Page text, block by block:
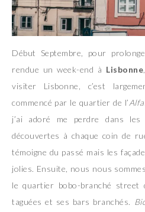
Début Septembre, pour
rendue un week-end à Lisbonne
visiter Lisbonne, c’est
commencé par le quartier de l’
j’ai adoré me perdre dans
découvertes à chaque coin de
témoigne du passé mais les
jolies. Ensuite, nous nous
le quartier bobo-branché street
taguées et ses bars branchés.